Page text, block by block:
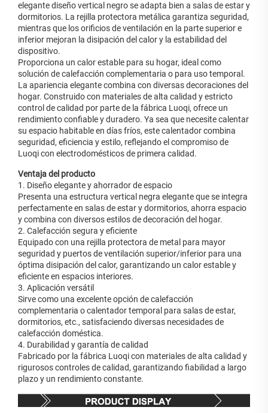
elegante diseño vertical negro se adapta bien a salas de estar y
dormitorios. La rejilla protectora metálica garantiza seguridad,
mientras que los orificios de ventilación en la parte superior e
inferior mejoran la disipación del calor y la estabilidad del
dispositivo.
Proporciona un calor estable para su hogar, ideal como
solución de calefacción complementaria o para uso temporal.
La apariencia elegante combina con diversas decoraciones del
hogar. Construido con materiales de alta calidad y estricto
control de calidad por parte de la fábrica Luoqi, ofrece un
rendimiento confiable y duradero. Ya sea que necesite calentar
su espacio habitable en días fríos, este calentador combina
seguridad, eficiencia y estilo, reflejando el compromiso de
Luoqi con electrodomésticos de primera calidad.
Ventaja del producto
1. Diseño elegante y ahorrador de espacio
Presenta una estructura vertical negra elegante que se integra
perfectamente en salas de estar y dormitorios, ahorra espacio
y combina con diversos estilos de decoración del hogar.
2. Calefacción segura y eficiente
Equipado con una rejilla protectora de metal para mayor
seguridad y puertos de ventilación superior/inferior para una
óptima disipación del calor, garantizando un calor estable y
eficiente en espacios interiores.
3. Aplicación versátil
Sirve como una excelente opción de calefacción
complementaria o calentador temporal para salas de estar,
dormitorios, etc., satisfaciendo diversas necesidades de
calefacción doméstica.
4. Durabilidad y garantía de calidad
Fabricado por la fábrica Luoqi con materiales de alta calidad y
rigurosos controles de calidad, garantizando fiabilidad a largo
plazo y un rendimiento constante.